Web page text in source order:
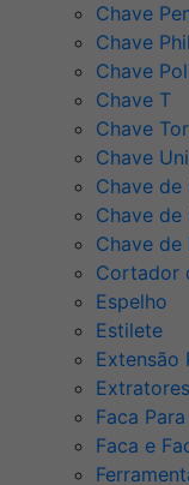
Chave
Chave
Chave
Chave T
Chave
Chave
Chave de
Chave
Chave de
Cortador
Espelho
Estilete
Extensão
Faca
Faca e